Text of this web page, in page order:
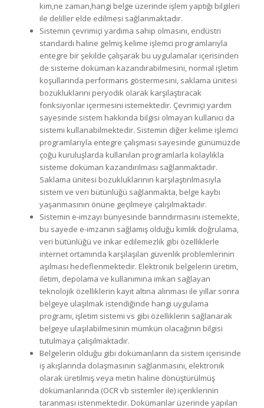
kim,ne zaman,hangi belge üzerinde işlem yaptığı bilgileri
ile deliller elde edilmesi sağlanmaktadır.
Sistemin çevrimiçi yardıma sahip olmasını, endüstri
standardı haline gelmiş kelime işlemci programlarıyla
entegre bir şekilde çalışarak bu uygulamalar içerisinden
de sisteme doküman kazandırabilmesini, normal işletim
koşullarında performans göstermesini, saklama ünitesi
bozukluklarını peryodik olarak karşılaştıracak
fonksiyonlar içermesini istemektedir. Çevrimiçi yardım
sayesinde sistem hakkında bilgisi olmayan kullanıcı da
sistemi kullanabilmektedir. Sistemin diğer kelime işlemci
programlarıyla entegre çalışması sayesinde günümüzde
çoğu kuruluşlarda kullanılan programlarla kolaylıkla
sisteme doküman kazandırılması sağlanmaktadır.
Saklama ünitesi bozukluklarının karşılaştırılmasıyla
sistem ve veri bütünlüğü sağlanmakta, belge kaybı
yaşanmasının önüne geçilmeye çalışılmaktadır.
Sistemin e-imzayı bünyesinde barındırmasını istemekte,
bu sayede e-imzanın sağlamış olduğu kimlik doğrulama,
veri bütünlüğü ve inkar edilemezlik gibi özelliklerle
internet ortamında karşılaşılan güvenlik problemlerinin
aşılması hedeflenmektedir. Elektronik belgelerin üretim,
iletim, depolama ve kullanımına imkan sağlayan
teknolojik özelliklerin kayıt altına alınması ile yıllar sonra
belgeye ulaşılmak istendiğinde hangi uygulama
programı, işletim sistemi vs gibi özelliklerin sağlanarak
belgeye ulaşılabilmesinin mümkün olacağının bilgisi
tutulmaya çalışılmaktadır.
Belgelerin olduğu gibi dokümanların da sistem içerisinde
iş akışlarında dolaşmasının sağlanmasını, elektronik
olarak üretilmiş veya metin haline dönüştürülmüş
dökümanlarında (OCR vb sistemler ile) içeriklerinin
taranması istenmektedir. Dokümanlar üzerinde yapılan